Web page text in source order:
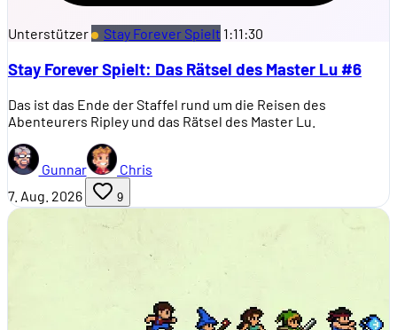
Unterstützer Stay Forever Spielt 1:11:30
Stay Forever Spielt: Das Rätsel des Master Lu #6
Das ist das Ende der Staffel rund um die Reisen des
Abenteurers Ripley und das Rätsel des Master Lu.
Gunnar
Chris
7. Aug. 2026
9